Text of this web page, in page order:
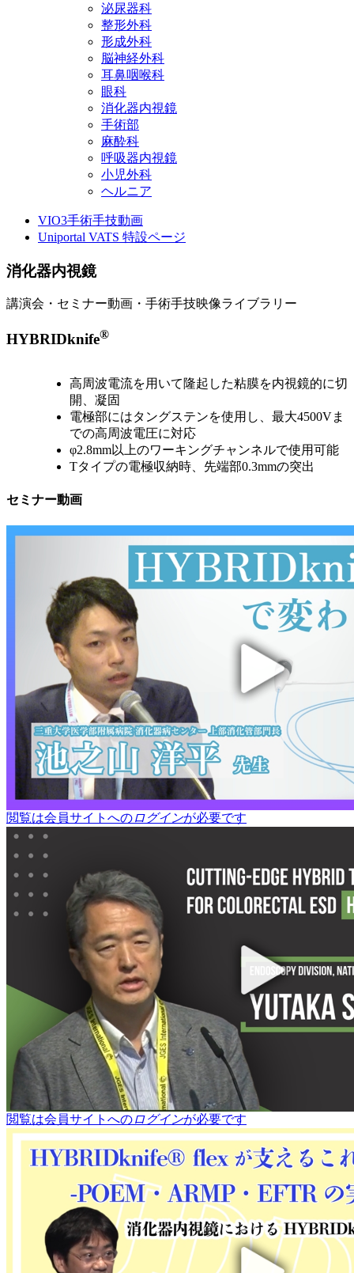
泌尿器科
整形外科
形成外科
脳神経外科
耳鼻咽喉科
眼科
消化器内視鏡
手術部
麻酔科
呼吸器内視鏡
小児外科
ヘルニア
VIO3手術手技動画
Uniportal VATS 特設ページ
消化器内視鏡
講演会・セミナー動画・手術手技映像ライブラリー
HYBRIDknife®
高周波電流を用いて隆起した粘膜を内視鏡的に切
開、凝固
電極部にはタングステンを使用し、最大4500Vま
での高周波電圧に対応
φ2.8mm以上のワーキングチャンネルで使用可能
Tタイプの電極収納時、先端部0.3mmの突出
セミナー動画
閲覧は会員サイトへのログインが必要です
閲覧は会員サイトへのログインが必要です